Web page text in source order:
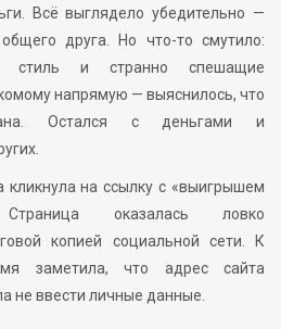
Всё выглядело убедительно —
друга. Но что-то смутило:
стиль и странно спешащие
напрямую — выяснилось, что
Остался с деньгами и
на ссылку с «выигрышем
оказалась ловко
копией социальной сети. К
заметила, что адрес сайта
не ввести личные данные.